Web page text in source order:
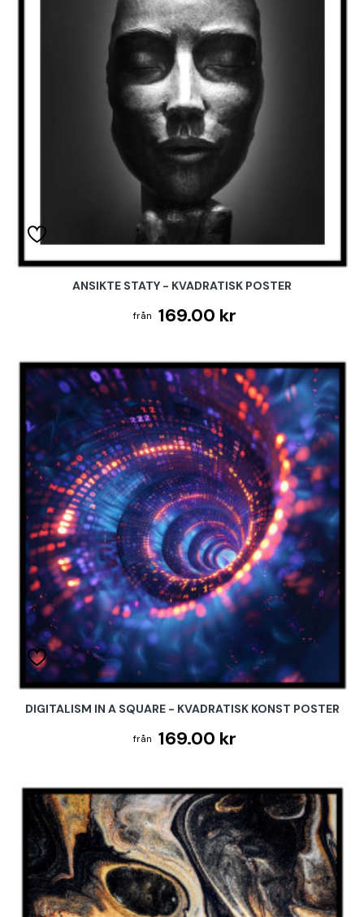
ANSIKTE STATY - KVADRATISK POSTER
169.00 kr
DIGITALISM IN A SQUARE - KVADRATISK KONST POSTER
169.00 kr